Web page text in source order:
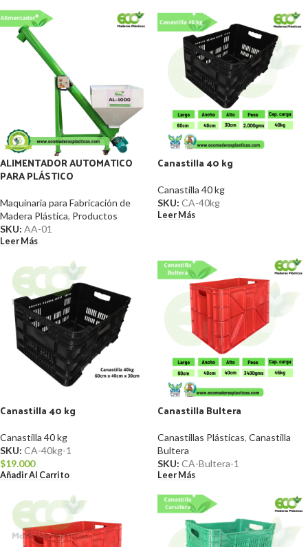
ALIMENTADOR AUTOMATICO
PARA PLÁSTICO
Maquinaria para Fabricación de
Madera Plástica, Productos
SKU: AA-01
Leer Más
Canastilla 40 kg
Canastilla 40 kg
SKU: CA-40kg
Leer Más
Canastilla 40 kg
Canastilla 40 kg
SKU: CA-40kg-1
$19.000
Añadir Al Carrito
Canastilla Bultera
Canastillas Plásticas, Canastilla
Bultera
SKU: CA-Bultera-1
Leer Más